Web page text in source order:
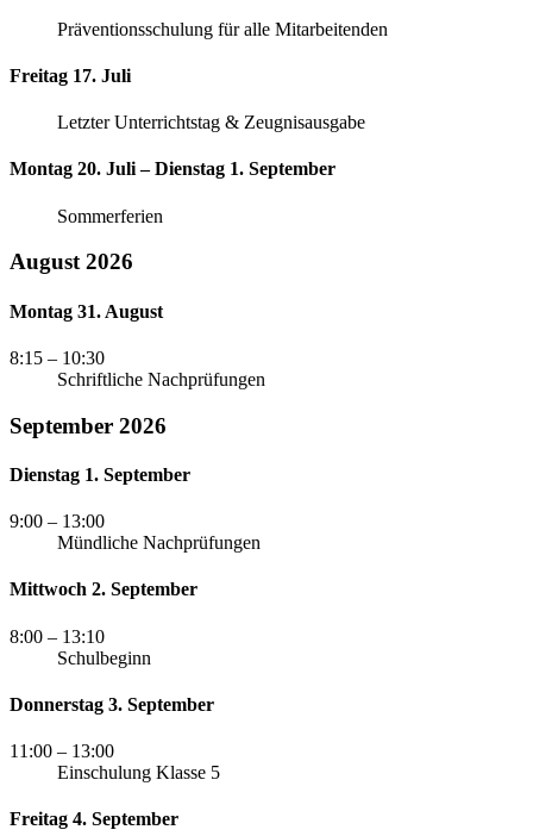
Präventionsschulung für alle Mitarbeitenden
Freitag 17. Juli
Letzter Unterrichtstag & Zeugnisausgabe
Montag 20. Juli – Dienstag 1. September
Sommerferien
August 2026
Montag 31. August
8:15 – 10:30
Schriftliche Nachprüfungen
September 2026
Dienstag 1. September
9:00 – 13:00
Mündliche Nachprüfungen
Mittwoch 2. September
8:00 – 13:10
Schulbeginn
Donnerstag 3. September
11:00 – 13:00
Einschulung Klasse 5
Freitag 4. September